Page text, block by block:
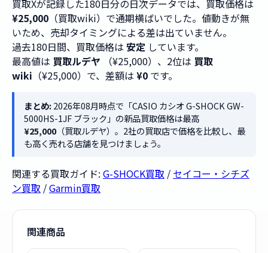
買取Xが記録した180日分の日次データでは、買取価格は
¥25,000 （買取wiki）で通期横ばいでした。値動きが無
いため、売却タイミングによる差は出ていません。
過去180日間、買取価格は 安定 しています。
最高値は 買取ルデヤ （¥25,000）、2位は 買取
wiki （¥25,000）で、差額は ¥0 です。
まとめ:2026年08月時点で「CASIO カシオ G-SHOCK GW-
5000HS-1JF ブラック」の新品買取価格は最高
¥25,000（買取ルデヤ）。2社の買取店で価格を比較し、最
も高く売れる店舗を見つけましょう。
関連する買取ガイド: G-SHOCK買取 / セイコー・シチズ
ン買取 /Garmin買取
関連商品